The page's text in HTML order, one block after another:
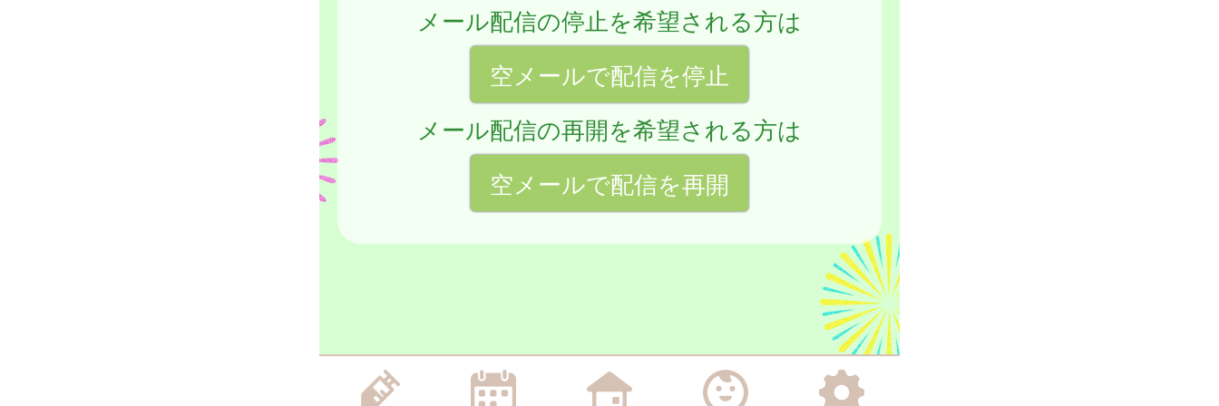
メール配信の停止を希望される方は
空メールで配信を停止
メール配信の再開を希望される方は
空メールで配信を再開